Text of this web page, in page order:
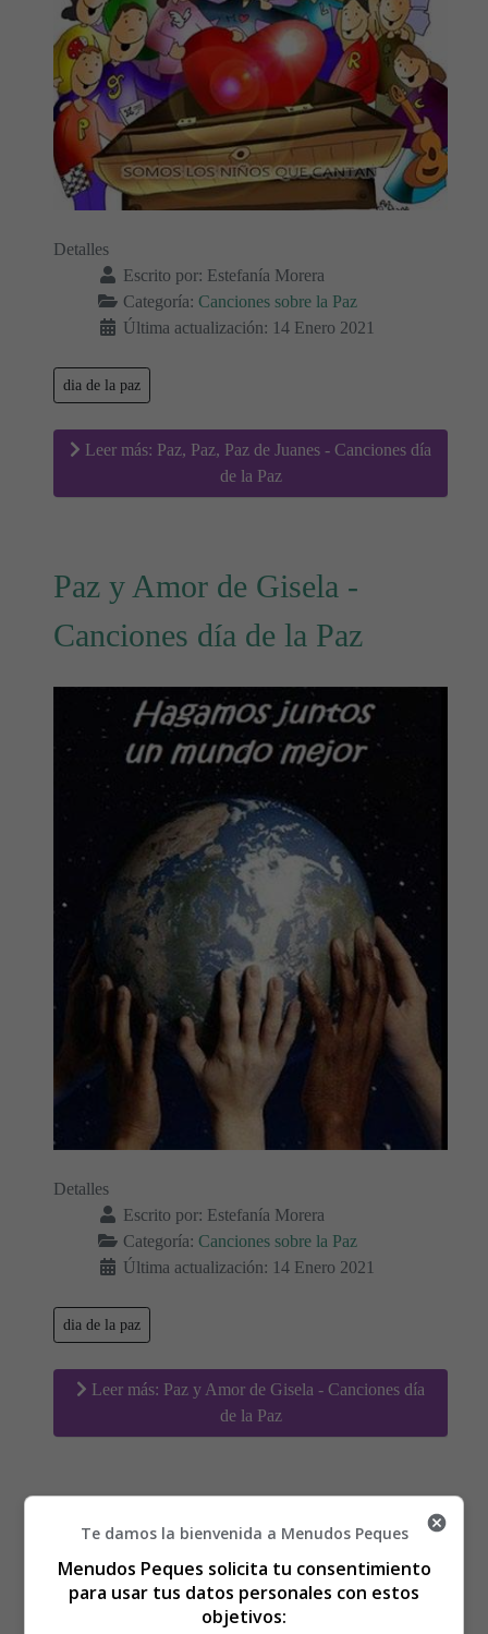
Detalles
Escrito por: Estefanía Morera
Categoría: Canciones sobre la Paz
Última actualización: 14 Enero 2021
dia de la paz
Leer más: Paz, Paz, Paz de Juanes - Canciones día
de la Paz
Paz y Amor de Gisela -
Canciones día de la Paz
Detalles
Escrito por: Estefanía Morera
Categoría: Canciones sobre la Paz
Última actualización: 14 Enero 2021
dia de la paz
Leer más: Paz y Amor de Gisela - Canciones día
de la Paz
Siente la Paz, de Unai Quirós
- Canciones día de la Paz
Te damos la bienvenida a Menudos Peques
Menudos Peques solicita tu consentimiento
para usar tus datos personales con estos
objetivos: